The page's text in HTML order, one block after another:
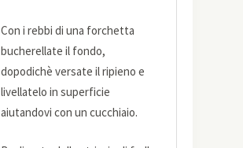
Con i rebbi di una forchetta
bucherellate il fondo,
dopodichè versate il ripieno e
livellatelo in superficie
aiutandovi con un cucchiaio.